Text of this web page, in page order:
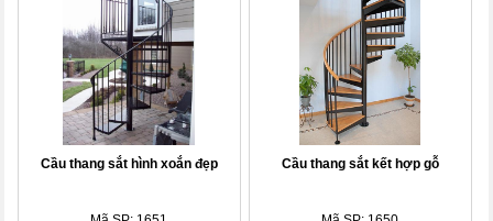
Cầu thang sắt hình xoắn đẹp Cầu thang sắt kết hợp gỗ